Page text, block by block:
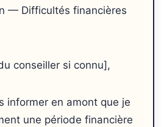
— Difficultés financières
conseiller si connu],
informer en amont que je
une période financière